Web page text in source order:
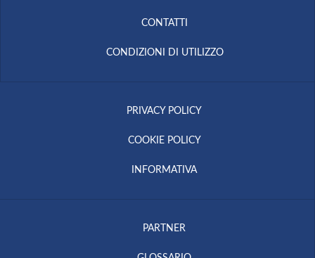
CONTATTI
CONDIZIONI DI UTILIZZO
PRIVACY POLICY
COOKIE POLICY
INFORMATIVA
PARTNER